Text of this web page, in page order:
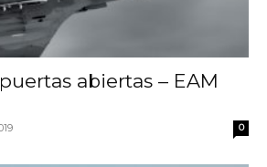
abiertas – EAM
0